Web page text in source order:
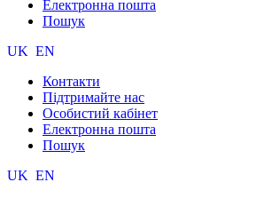
Електронна пошта
Пошук
UK EN
Контакти
Підтримайте нас
Особистий кабінет
Електронна пошта
Пошук
UK EN